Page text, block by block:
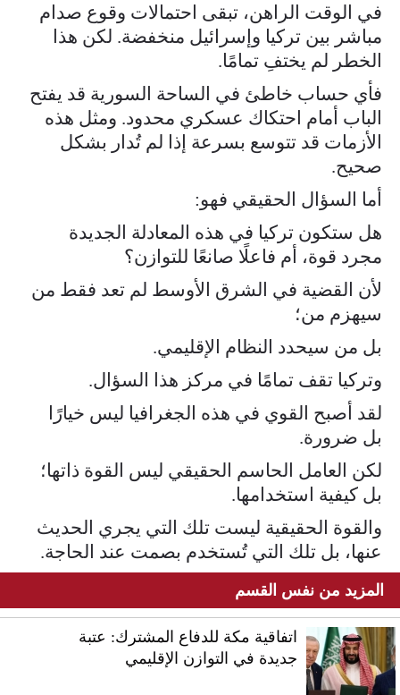
في الوقت الراهن، تبقى احتمالات وقوع صدام
مباشر بين تركيا وإسرائيل منخفضة. لكن هذا
الخطر لم يختفِ تمامًا.
فأي حساب خاطئ في الساحة السورية قد يفتح
الباب أمام احتكاك عسكري محدود. ومثل هذه
الأزمات قد تتوسع بسرعة إذا لم تُدار بشكل
صحيح.
أما السؤال الحقيقي فهو:
هل ستكون تركيا في هذه المعادلة الجديدة
مجرد قوة، أم فاعلًا صانعًا للتوازن؟
لأن القضية في الشرق الأوسط لم تعد فقط من
سيهزم من؛
بل من سيحدد النظام الإقليمي.
وتركيا تقف تمامًا في مركز هذا السؤال.
لقد أصبح القوي في هذه الجغرافيا ليس خيارًا
بل ضرورة.
لكن العامل الحاسم الحقيقي ليس القوة ذاتها؛
بل كيفية استخدامها.
والقوة الحقيقية ليست تلك التي يجري الحديث
عنها، بل تلك التي تُستخدم بصمت عند الحاجة.
المزيد من نفس القسم
اتفاقية مكة للدفاع المشترك: عتبة
جديدة في التوازن الإقليمي